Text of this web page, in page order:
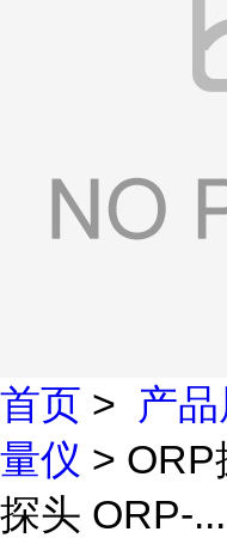
首页 > 产
量仪 > ORP
探头 ORP-...